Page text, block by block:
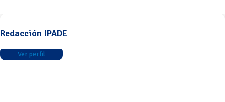
Redacción IPADE
Ver perfil